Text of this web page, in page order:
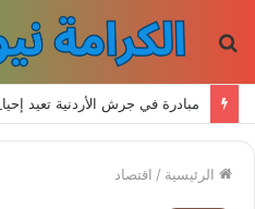
الرئيسية / اقتصاد